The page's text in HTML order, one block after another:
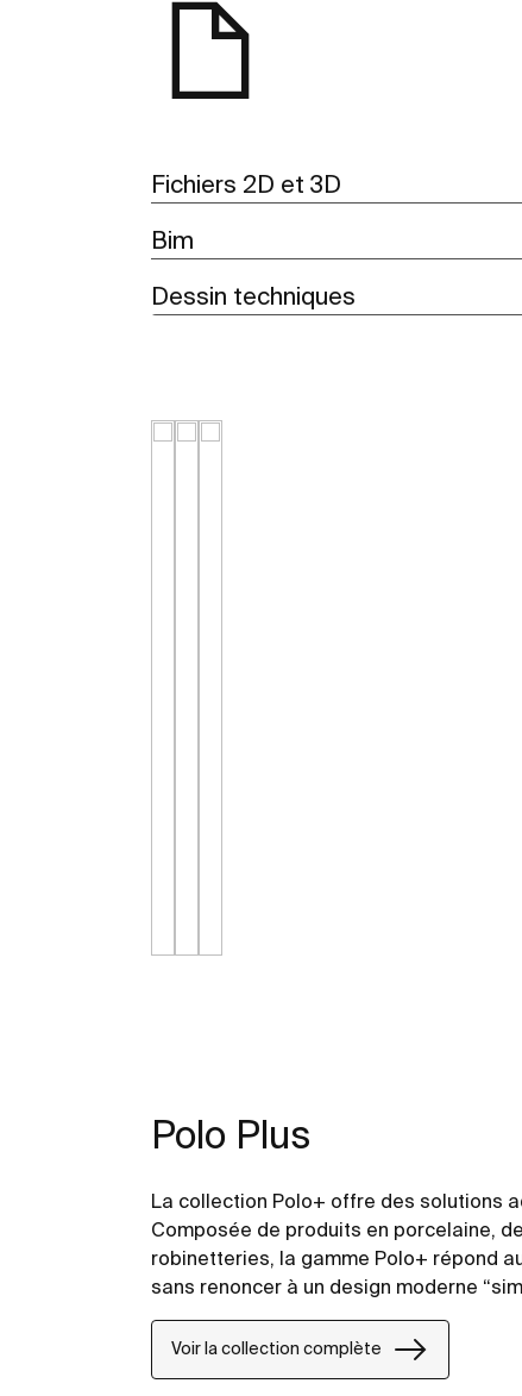
Fichiers 2D et 3D
Bim
Dessin techniques
Polo Plus
La collection Polo+ offre des solutions
Composée de produits en porcelaine,
robinetteries, la gamme Polo+ répond
sans renoncer à un design moderne
Voir la collection complète